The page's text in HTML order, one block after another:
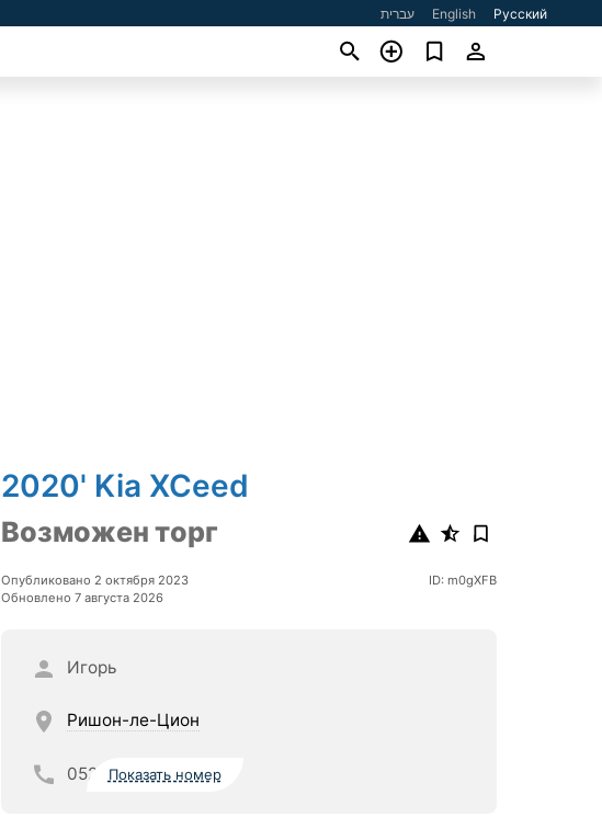
עברית English Русский
2020' Kia XCeed
Возможен торг
Опубликовано 2 октября 2023
Обновлено 7 августа 2026
ID: m0gXFB
Игорь
Ришон-ле-Цион
052 Показать номер